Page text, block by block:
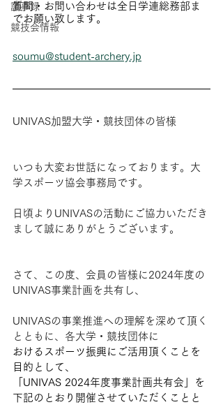
議事録
競技会情報
質問・お問い合わせは全日学連総務部ま
でお願い致します。
soumu@student-archery.jp
UNIVAS加盟大学・競技団体の皆様
いつも大変お世話になっております。大
学スポーツ協会事務局です。
日頃よりUNIVASの活動にご協力いただき
まして誠にありがとうございます。
さて、この度、会員の皆様に2024年度の
UNIVAS事業計画を共有し、
UNIVASの事業推進への理解を深めて頂く
とともに、各大学・競技団体に
おけるスポーツ振興にご活用頂くことを
目的として、
「UNIVAS 2024年度事業計画共有会」を
下記のとおり開催させていただくことと